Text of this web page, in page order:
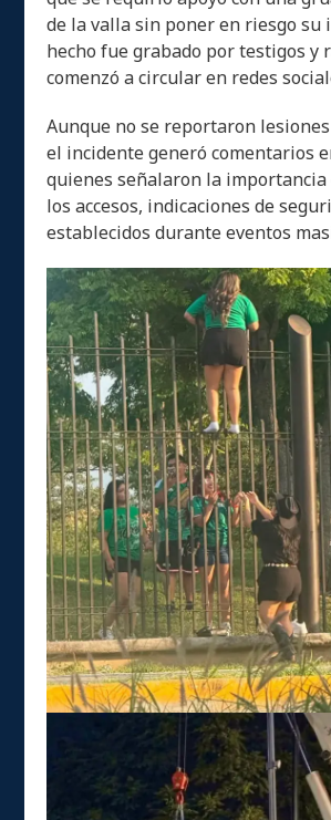
de la valla sin poner en riesgo su
hecho fue grabado por testigos y
comenzó a circular en redes
Aunque no se reportaron
el incidente generó comentarios
quienes señalaron la
los accesos, indicaciones de
establecidos durante eventos